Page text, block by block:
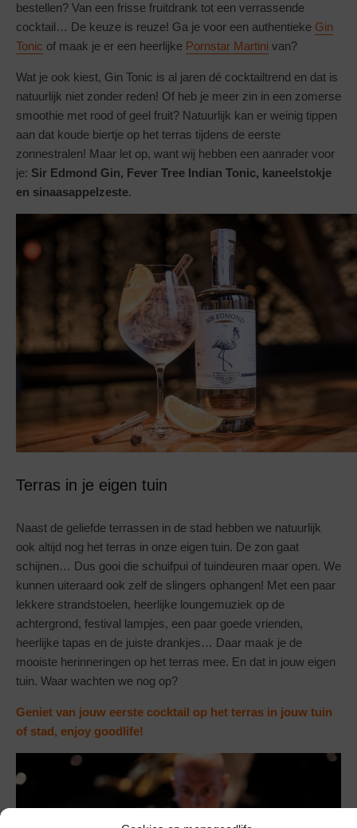
bestellen? Van een frisse fruitdrank tot een verrassende
cocktail… De keuze is reuze! Ga je voor een authentieke Gin
Tonic of maak je er een heerlijke Pornstar Martini van?
Wat je ook kiest, Gin Tonic is al jaren dé cocktailtrend en dat is
natuurlijk niet zonder reden! Of heb je meer zin in een zomerse
smoothie met rood of geel fruit? Natuurlijk kan er weinig tippen
aan dat koude biertje op het terras tijdens de eerste
zonnestralen! Maar let op, want wij hebben een aanrader voor
je: Sir Edmond Gin, Fever Tree Indian Tonic, kaneelstokje
en sinaasappelzeste.
Terras in je eigen tuin
Naast de geliefde terrassen in de stad hebben we natuurlijk
ook altijd nog het terras in onze eigen tuin. De zon gaat
schijnen… Dus gooi die schuifpui of tuindeuren maar open. We
kunnen uiteraard ook zelf de slingers ophangen! Met een paar
lekkere strandstoelen, heerlijke loungemuziek op de
achtergrond, festival lampjes, een paar goede vrienden,
heerlijke tapas en de juiste drankjes… Daar maak je de
mooiste herinneringen op het terras mee. En dat in jouw eigen
tuin. Waar wachten we nog op?
Geniet van jouw eerste cocktail op het terras in jouw tuin
of stad, enjoy goodlife!